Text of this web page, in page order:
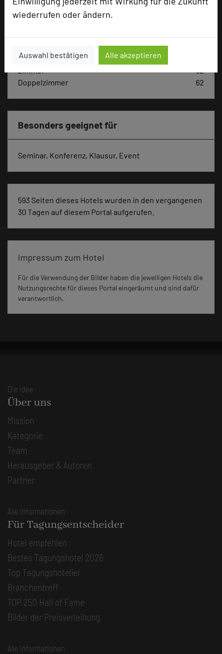
wiederrufen oder ändern.
Auswahl bestätigen Alle akzeptieren
Max. Tagungskapazität (Personen)
U-Form
Reihenbestuhlung
108
Tagungsräume
Zimmer
62
Doppelzimmer
62
Besonders geeignet für
Seminar, Konferenz, Klausur, Event
593 Seiten dieses Hotels wurden in den vergangenen
30 Tagen auf diesem Portal aufgerufen.
Impressum zum Hotel
Für die Verwendung der Bilder haben die jeweiligen Hotels die
Nutzungsrechte für dieses Portal eingeräumt und sind dafür
verantwortlich.
Die Idee
Über uns
Mission
Kategorie
Team
Herausgeber & Autoren
Partner
Alle Informationen
Für Tagungsentscheider
Hotel empfehlen
Bestes Tagungshotel 2026
Top Tagungshotelier
Branchentreff
TOP 250 Hall of Fame
Bilder der Preisverleihung
Alle Informationen